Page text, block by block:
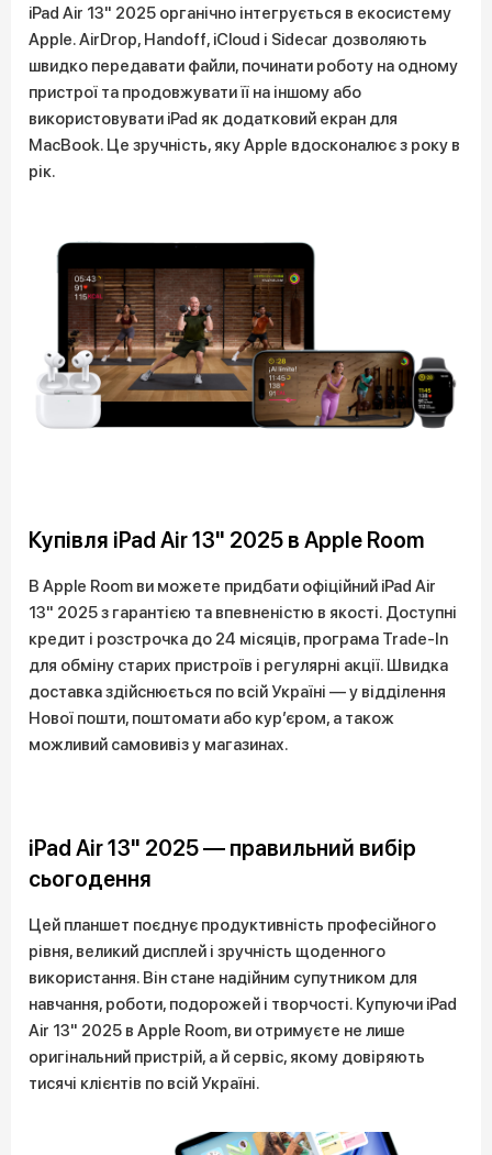
iPad Air 13" 2025 органічно інтегрується в екосистему
Apple. AirDrop, Handoff, iCloud і Sidecar дозволяють
швидко передавати файли, починати роботу на одному
пристрої та продовжувати її на іншому або
використовувати iPad як додатковий екран для
MacBook. Це зручність, яку Apple вдосконалює з року в
рік.
Купівля iPad Air 13" 2025 в Apple Room
В Apple Room ви можете придбати офіційний iPad Air
13" 2025 з гарантією та впевненістю в якості. Доступні
кредит і розстрочка до 24 місяців, програма Trade-In
для обміну старих пристроїв і регулярні акції. Швидка
доставка здійснюється по всій Україні — у відділення
Нової пошти, поштомати або кур’єром, а також
можливий самовивіз у магазинах.
iPad Air 13" 2025 — правильний вибір
сьогодення
Цей планшет поєднує продуктивність професійного
рівня, великий дисплей і зручність щоденного
використання. Він стане надійним супутником для
навчання, роботи, подорожей і творчості. Купуючи iPad
Air 13" 2025 в Apple Room, ви отримуєте не лише
оригінальний пристрій, а й сервіс, якому довіряють
тисячі клієнтів по всій Україні.